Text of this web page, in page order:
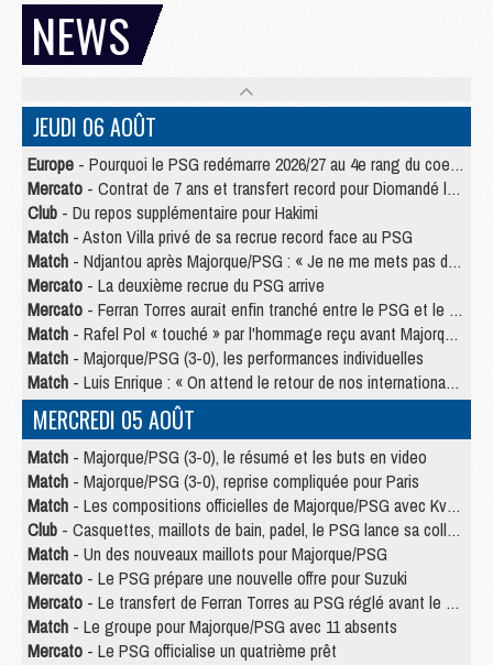
NEWS
JEUDI 06 AOÛT
Europe - Pourquoi le PSG redémarre 2026/27 au 4e rang du coefficient UEFA
Mercato - Contrat de 7 ans et transfert record pour Diomandé loin du PSG
Club - Du repos supplémentaire pour Hakimi
Match - Aston Villa privé de sa recrue record face au PSG
Match - Ndjantou après Majorque/PSG : « Je ne me mets pas de plafond »
Mercato - La deuxième recrue du PSG arrive
Mercato - Ferran Torres aurait enfin tranché entre le PSG et le Barça
Match - Rafel Pol « touché » par l'hommage reçu avant Majorque/PSG
Match - Majorque/PSG (3-0), les performances individuelles
Match - Luis Enrique : « On attend le retour de nos internationaux »
MERCREDI 05 AOÛT
Match - Majorque/PSG (3-0), le résumé et les buts en video
Match - Majorque/PSG (3-0), reprise compliquée pour Paris
Match - Les compositions officielles de Majorque/PSG avec Kvara et de nombreux jeunes
Club - Casquettes, maillots de bain, padel, le PSG lance sa collection été
Match - Un des nouveaux maillots pour Majorque/PSG
Mercato - Le PSG prépare une nouvelle offre pour Suzuki
Mercato - Le transfert de Ferran Torres au PSG réglé avant le 12 août ?
Match - Le groupe pour Majorque/PSG avec 11 absents
Mercato - Le PSG officialise un quatrième prêt